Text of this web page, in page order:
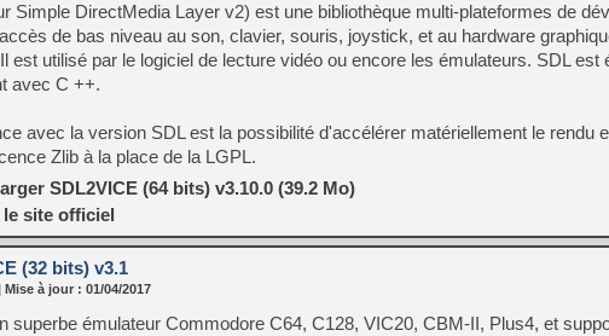
Simple DirectMedia Layer v2) est une bibliothèque multi-plateformes de
de bas niveau au son, clavier, souris, joystick, et au hardware
est utilisé par le logiciel de lecture vidéo ou encore les émulateurs. SDL est
avec C ++.
avec la version SDL est la possibilité d'accélérer matériellement le rendu
Zlib à la place de la LGPL.
SDL2VICE (64 bits) v3.10.0 (39.2 Mo)
site officiel
(32 bits) v3.1
| Mise à jour : 01/04/2017
superbe émulateur Commodore C64, C128, VIC20, CBM-II, Plus4, et